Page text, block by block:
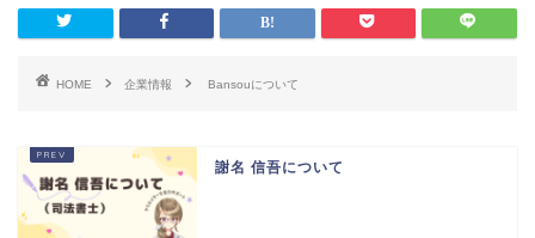
HOME 企業情報 Bansouについて
謝名 信吾について